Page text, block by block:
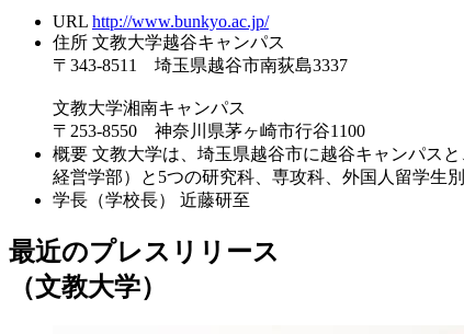
URL http://www.bunkyo.ac.jp/
住所 文教大学越谷キャンパス
〒343-8511 埼玉県越谷市南荻島3337
文教大学湘南キャンパス
〒253-8550 神奈川県茅ヶ崎市行谷1100
概要 文教大学は、埼玉県越谷市に越谷キャンパス
経営学部）と5つの研究科、専攻科、外国人留学生
学長（学校長）
近藤研至
最近のプレスリリース
（文教大学）